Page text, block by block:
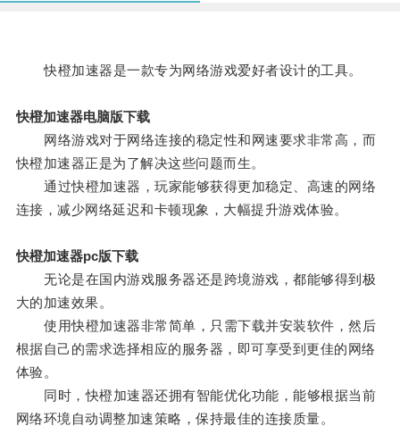
快橙加速器是一款专为网络游戏爱好者设计的工具。
快橙加速器电脑版下载
网络游戏对于网络连接的稳定性和网速要求非常高，而
快橙加速器正是为了解决这些问题而生。
通过快橙加速器，玩家能够获得更加稳定、高速的网络
连接，减少网络延迟和卡顿现象，大幅提升游戏体验。
快橙加速器pc版下载
无论是在国内游戏服务器还是跨境游戏，都能够得到极
大的加速效果。
使用快橙加速器非常简单，只需下载并安装软件，然后
根据自己的需求选择相应的服务器，即可享受到更佳的网络
体验。
同时，快橙加速器还拥有智能优化功能，能够根据当前
网络环境自动调整加速策略，保持最佳的连接质量。